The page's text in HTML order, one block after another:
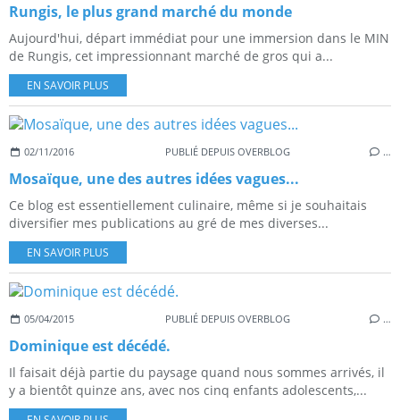
Rungis, le plus grand marché du monde
Aujourd'hui, départ immédiat pour une immersion dans le MIN
de Rungis, cet impressionnant marché de gros qui a...
EN SAVOIR PLUS
02/11/2016 PUBLIÉ DEPUIS OVERBLOG …
Mosaïque, une des autres idées vagues...
Ce blog est essentiellement culinaire, même si je souhaitais
diversifier mes publications au gré de mes diverses...
EN SAVOIR PLUS
05/04/2015 PUBLIÉ DEPUIS OVERBLOG …
Dominique est décédé.
Il faisait déjà partie du paysage quand nous sommes arrivés, il
y a bientôt quinze ans, avec nos cinq enfants adolescents,...